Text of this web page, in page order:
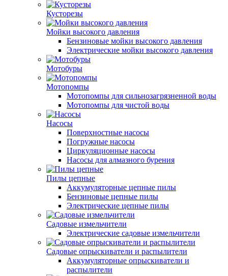
Кусторезы
Мойки высокого давления
Бензиновые мойки высокого давления
Электрические мойки высокого давления
Мотобуры
Мотопомпы
Мотопомпы для сильнозагрязненной воды
Мотопомпы для чистой воды
Насосы
Поверхностные насосы
Погружные насосы
Циркуляционные насосы
Насосы для алмазного бурения
Пилы цепные
Аккумуляторные цепные пилы
Бензиновые цепные пилы
Электрические цепные пилы
Садовые измельчители
Электрические садовые измельчители
Садовые опрыскиватели и распылители
Аккумуляторные опрыскиватели и
распылители